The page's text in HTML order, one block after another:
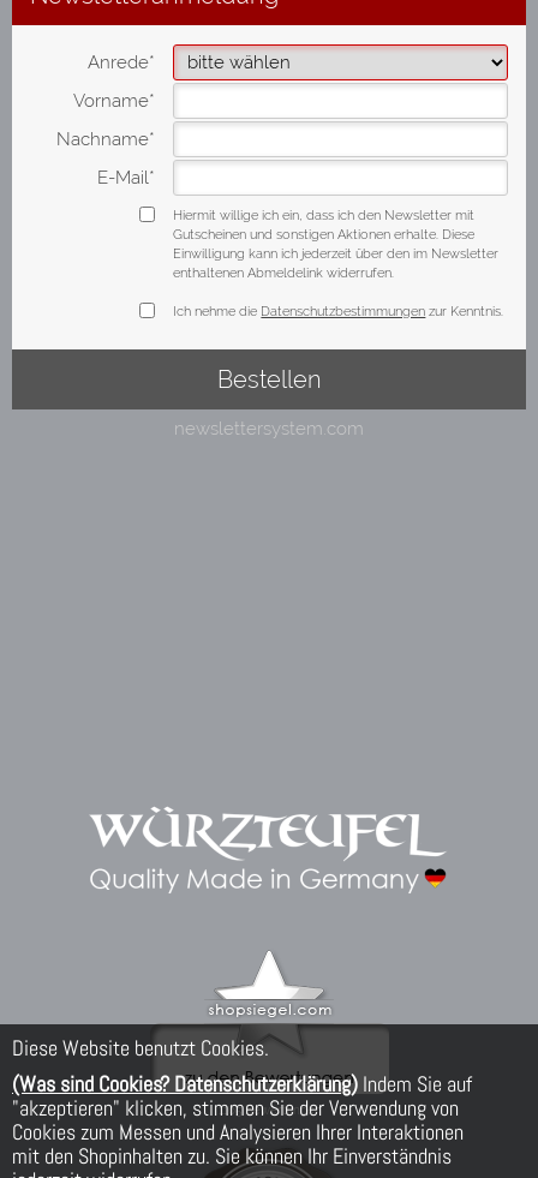
Diese Website benutzt Cookies.
(Was sind Cookies? Datenschutzerklärung) Indem Sie auf
"akzeptieren" klicken, stimmen Sie der Verwendung von
Cookies zum Messen und Analysieren Ihrer Interaktionen
mit den Shopinhalten zu. Sie können Ihr Einverständnis